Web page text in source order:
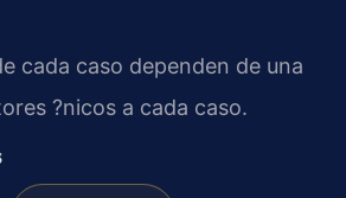
cada caso dependen de una
?nicos a cada caso.